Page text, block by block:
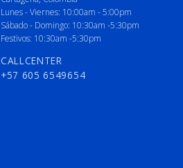
Lunes - Viernes: 10:00am - 5:00pm
Sábado - Domingo: 10:30am -5:30pm
Festivos: 10:30am -5:30pm
CALLCENTER
+57 605 6549654